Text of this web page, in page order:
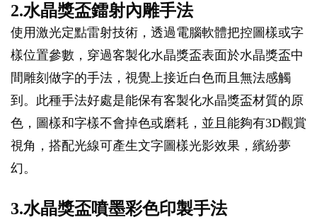
2.水晶獎盃鐳射內雕手法
使用激光定點雷射技術，透過電腦軟體把控圖樣或字
樣位置參數，穿過客製化水晶獎盃表面於水晶獎盃中
間雕刻做字的手法，視覺上接近白色而且無法感觸
到。此種手法好處是能保有客製化水晶獎盃材質的原
色，圖樣和字樣不會掉色或磨耗，並且能夠有3D觀賞
視角，搭配光線可產生文字圖樣光影效果，繽紛夢
幻。
3.水晶獎盃噴墨彩色印製手法